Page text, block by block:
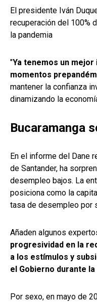
El presidente Iván
recuperación del 100%
la pandemia
"Ya tenemos un
momentos
mantener la confianza
dinamizando la
Bucaramanga
En el informe del Dane
de Santander, ha
desempleo bajos. La
posiciona como la
tasa de desempleo por
Añaden algunos
progresividad en la
a los estímulos y
el Gobierno durante la
Por sexo, en mayo de